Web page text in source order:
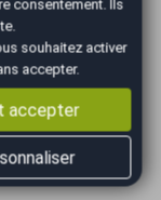
financement
votre achat.
# ACHAT CASH
MARQUES #
que
consentement. Ils
souhaitez activer
accepter.
accepter